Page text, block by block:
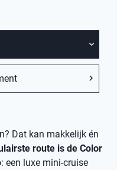
Dat kan makkelijk én
route is de Color
: een luxe mini-cruise